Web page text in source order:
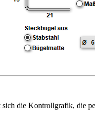
die Kontrollgrafik, die